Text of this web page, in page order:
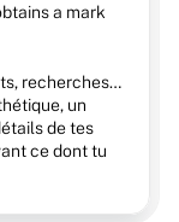
a mark
recherches…
un
de tes
ce dont tu